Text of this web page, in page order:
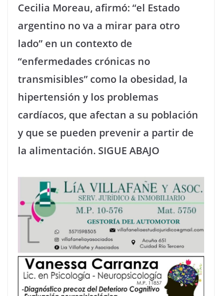
Cecilia Moreau, afirmó: “el Estado
argentino no va a mirar para otro
lado” en un contexto de
“enfermedades crónicas no
transmisibles” como la obesidad, la
hipertensión y los problemas
cardíacos, que afectan a su población
y que se pueden prevenir a partir de
la alimentación. SIGUE ABAJO